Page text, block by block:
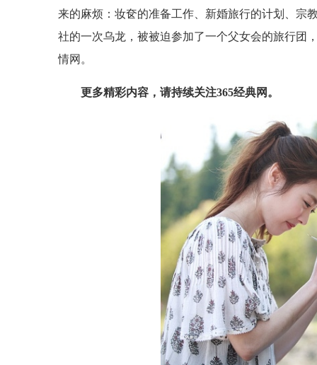
来的麻烦：妆奁的准备工作、新婚旅行的计划、宗
社的一次乌龙，被被迫参加了一个父女会的旅行团
情网。
更多精彩内容，请持续关注365经典网。